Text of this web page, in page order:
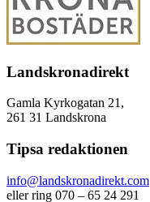
Landskronadirekt
Gamla Kyrkogatan 21,
261 31 Landskrona
Tipsa redaktionen
info@landskronadirekt.com
eller ring 070 – 65 24 291